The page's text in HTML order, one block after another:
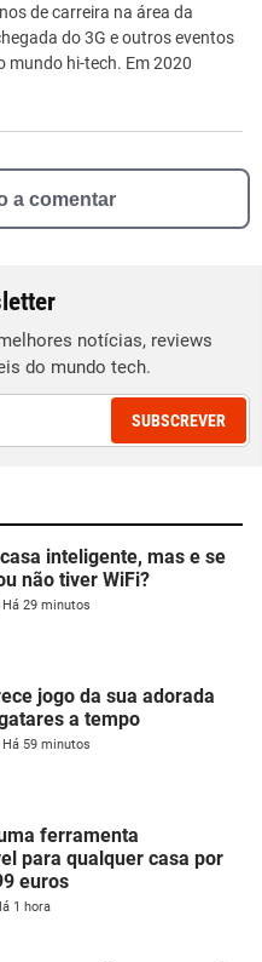
que procuro
de carreira na área da
do 3G e outros eventos
mundo hi-tech. Em 2020
a comentar
notícias, reviews
do mundo tech.
SUBSCREVER
inteligente, mas e se
não tiver WiFi?
Há 29 minutos
jogo da sua adorada
a tempo
Há 59 minutos
ferramenta
para qualquer casa por
euros
1 hora